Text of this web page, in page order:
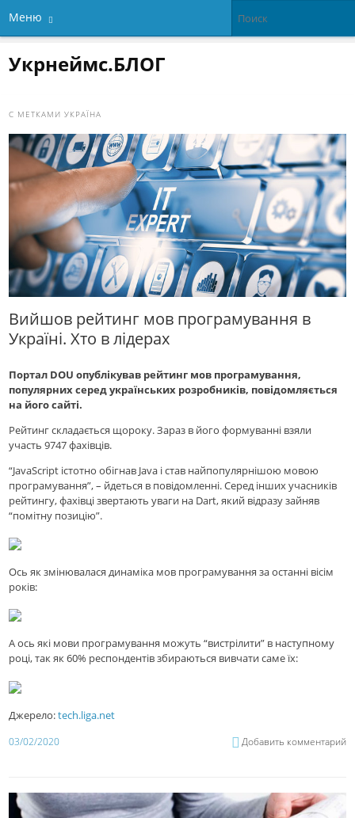
Меню
Укрнеймс.БЛОГ
С МЕТКАМИУКРАЇНА
Вийшов рейтинг мов програмування в
Україні. Хто в лідерах
Портал DOU опублікував рейтинг мов програмування,
популярних серед українських розробників, повідомляється
на його сайті.
Рейтинг складається щороку. Зараз в його формуванні взяли
участь 9747 фахівців.
“JavaScript істотно обігнав Java і став найпопулярнішою мовою
програмування”, – йдеться в повідомленні. Серед інших учасників
рейтингу, фахівці звертають уваги на Dart, який відразу зайняв
“помітну позицію”.
Ось як змінювалася динаміка мов програмування за останні вісім
років:
А ось які мови програмування можуть “вистрілити” в наступному
році, так як 60% респондентів збираються вивчати саме їх:
Джерело:tech.liga.net
03/02/2020 Добавить комментарий